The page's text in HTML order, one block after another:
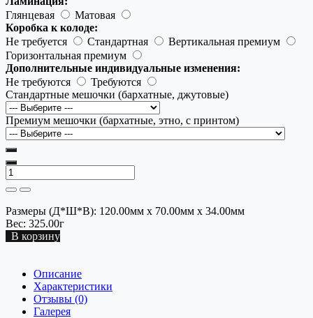
Глянцевая
Матовая
Коробка к колоде:
Не требуется
Стандартная
Вертикальная премиум
Горизонтальная премиум
Дополнительные индивидуальные изменения:
Не требуются
Требуются
Стандартные мешочки (бархатные, джутовые)
Премиум мешочки (бархатные, этно, с принтом)
Размеры (Д*Ш*В): 120.00мм x 70.00мм x 34.00мм
Вес: 325.00г
В корзину
Описание
Характеристики
Отзывы (0)
Галерея